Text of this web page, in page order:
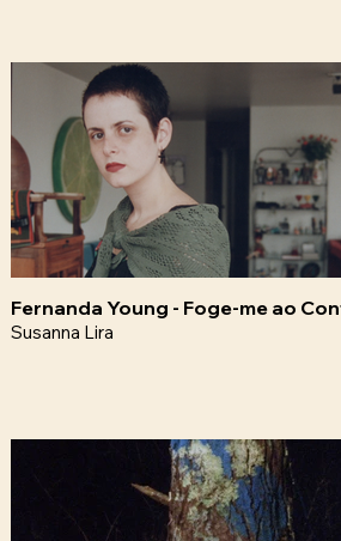
Fernanda Young - Foge-me ao
Susanna Lira